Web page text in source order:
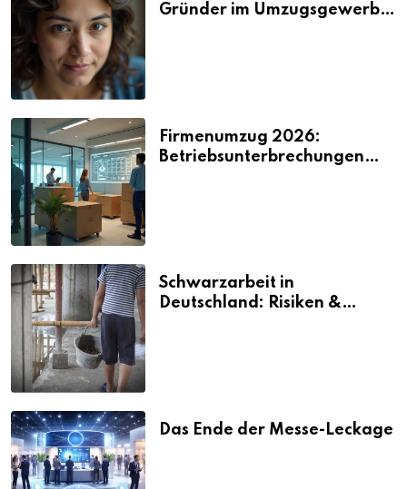
Gründer im Umzugsgewerbe
Firmenumzug 2026:
Betriebsunterbrechungen
Schwarzarbeit in
Deutschland: Risiken &
Das Ende der Messe-Leckage